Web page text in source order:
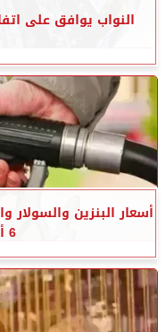
النواب يوافق على
أسعار البنزين
6 أغسطس 2026